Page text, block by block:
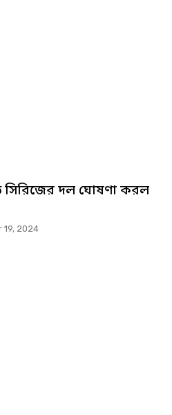
সিরিজের দল ঘোষণা করল
19, 2024